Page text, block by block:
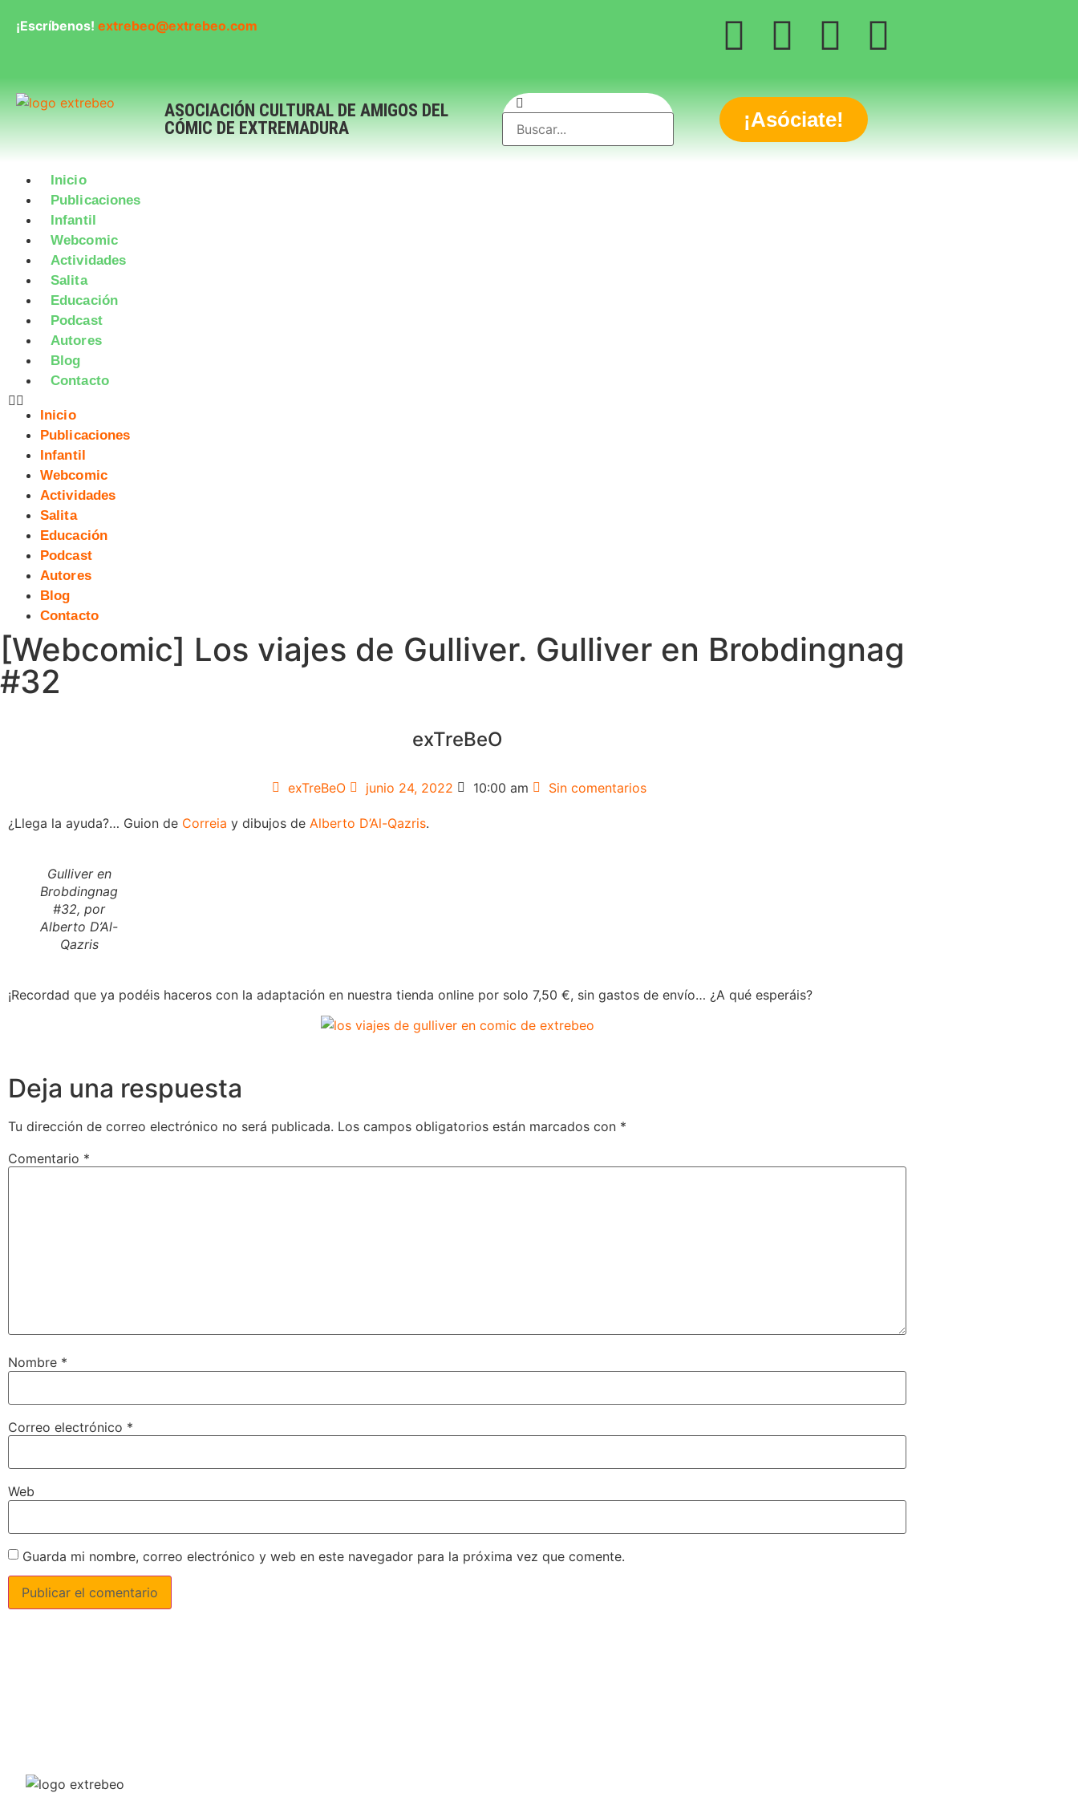
¡Escríbenos! extrebeo@extrebeo.com
ASOCIACIÓN CULTURAL DE AMIGOS DEL
CÓMIC DE EXTREMADURA
¡Asóciate!
Inicio
Publicaciones
Infantil
Webcomic
Actividades
Salita
Educación
Podcast
Autores
Blog
Contacto
Inicio
Publicaciones
Infantil
Webcomic
Actividades
Salita
Educación
Podcast
Autores
Blog
Contacto
[Webcomic] Los viajes de Gulliver. Gulliver en Brobdingnag
#32
exTreBeO
exTreBeO junio 24, 2022 10:00 am Sin comentarios
¿Llega la ayuda?… Guion de Correia y dibujos de Alberto D’Al-Qazris.
Gulliver en
Brobdingnag
#32, por
Alberto D’Al-
Qazris
¡Recordad que ya podéis haceros con la adaptación en nuestra tienda online por solo 7,50 €, sin gastos de envío… ¿A qué esperáis?
Deja una respuesta
Tu dirección de correo electrónico no será publicada. Los campos obligatorios están marcados con *
Comentario *
Nombre *
Correo electrónico *
Web
Guarda mi nombre, correo electrónico y web en este navegador para la próxima vez que comente.